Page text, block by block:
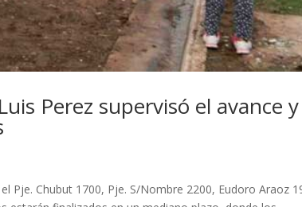
Perez supervisó el avance y
Pje. Chubut 1700, Pje. S/Nombre 2200, Eudoro Araoz